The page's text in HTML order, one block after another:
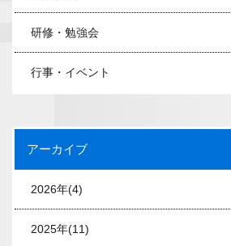
研修・勉強会
行事・イベント
アーカイブ
2026年(4)
2025年(11)